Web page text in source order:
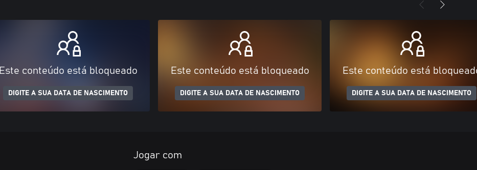
Este conteúdo está bloqueado
DIGITE A SUA DATA DE NASCIMENTO
Este conteúdo está bloqueado
DIGITE A SUA DATA DE NASCIMENTO
Este conteúdo está
DIGITE A SUA DATA DE NASCIMENTO
Jogar com